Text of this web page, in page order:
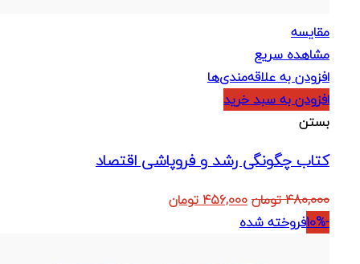
مقایسه
مشاهده سریع
افزودن به علاقه‌مندی‌ها
افزودن به سبد خرید
بستن
کتاب چگونگی رشد و فروپاشی اقتصاد
480,000تومانقیمت
اصلی:
456,000تومانقیمت
-10% فروخته شده